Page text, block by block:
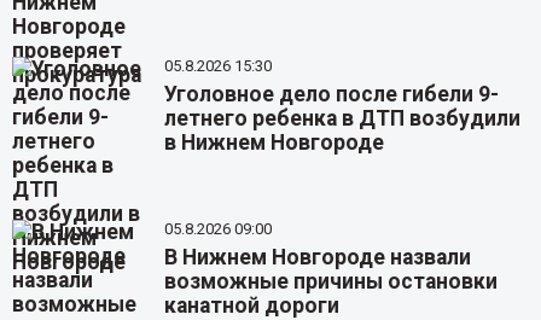
05.8.2026 15:30
Уголовное дело после гибели 9-
летнего ребенка в ДТП возбудили
в Нижнем Новгороде
05.8.2026 09:00
В Нижнем Новгороде назвали
возможные причины остановки
канатной дороги